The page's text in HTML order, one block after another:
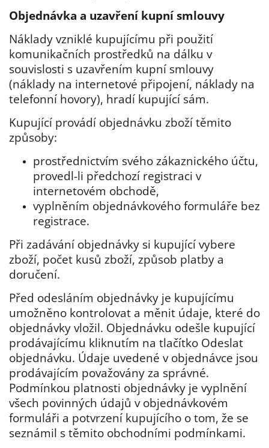
Objednávka a uzavření kupní smlouvy
Náklady vzniklé kupujícímu při použití
komunikačních prostředků na dálku v
souvislosti s uzavřením kupní smlouvy
(náklady na internetové připojení, náklady na
telefonní hovory), hradí kupující sám.
Kupující provádí objednávku zboží těmito
způsoby:
prostřednictvím svého zákaznického účtu,
provedl-li předchozí registraci v
internetovém obchodě,
vyplněním objednávkového formuláře bez
registrace.
Při zadávání objednávky si kupující vybere
zboží, počet kusů zboží, způsob platby a
doručení.
Před odesláním objednávky je kupujícímu
umožněno kontrolovat a měnit údaje, které do
objednávky vložil. Objednávku odešle kupující
prodávajícímu kliknutím na tlačítko Odeslat
objednávku. Údaje uvedené v objednávce jsou
prodávajícím považovány za správné.
Podmínkou platnosti objednávky je vyplnění
všech povinných údajů v objednávkovém
formuláři a potvrzení kupujícího o tom, že se
seznámil s těmito obchodními podmínkami.